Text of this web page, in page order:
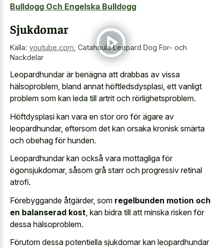
Bulldogg Och Engelska Bulldogg
Sjukdomar
Källa: youtube.com Catahoula Leopard Dog För- och
Nackdelar
Leopardhundar är benägna att drabbas av vissa
hälsoproblem, bland annat höftledsdysplasi, ett vanligt
problem som kan leda till artrit och rörlighetsproblem.
Höftdysplasi kan vara en stor oro för ägare av
leopardhundar, eftersom det kan orsaka kronisk smärta
och obehag för hunden.
Leopardhundar kan också vara mottagliga för
ögonsjukdomar, såsom grå starr och progressiv retinal
atrofi.
Förebyggande åtgärder, som regelbunden motion och
en balanserad kost , kan bidra till att minska risken för
dessa hälsoproblem.
Förutom dessa potentiella sjukdomar kan leopardhundar